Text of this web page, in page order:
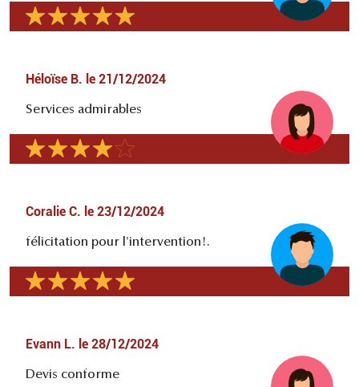
Héloïse B. le 21/12/2024
Services admirables
Coralie C. le 23/12/2024
félicitation pour l'intervention!.
Evann L. le 28/12/2024
Devis conforme